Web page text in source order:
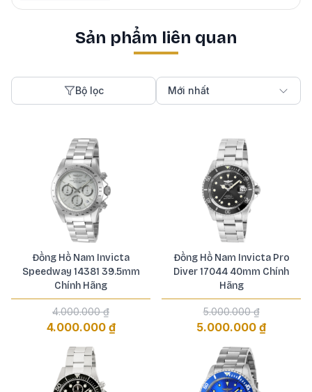
Sản phẩm liên quan
Bộ lọc Mới nhất
Đồng Hồ Nam Invicta
Speedway 14381 39.5mm
Chính Hãng
4.000.000 ₫
4.000.000 ₫
Đồng Hồ Nam Invicta Pro
Diver 17044 40mm Chính
Hãng
5.000.000 ₫
5.000.000 ₫